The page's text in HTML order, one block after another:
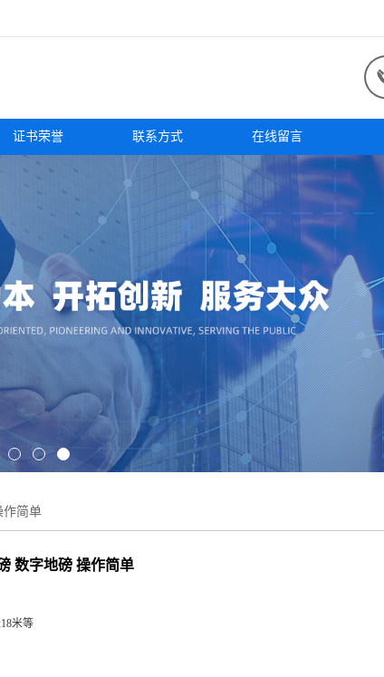
证书荣誉 联系方式 在线留言
作简单
数字地磅 操作简单
米等